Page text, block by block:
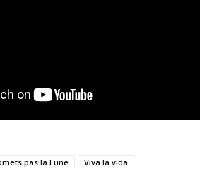
pas la Lune Viva la vida